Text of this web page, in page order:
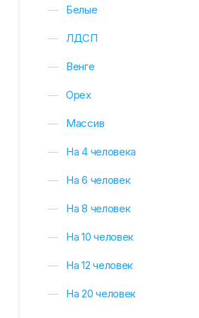
Белые
ЛДСП
Венге
Орех
Массив
На 4 человека
На 6 человек
На 8 человек
На 10 человек
На 12 человек
На 20 человек